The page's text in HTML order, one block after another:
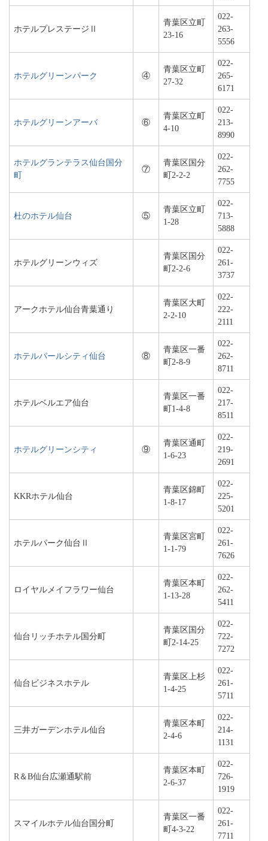
ホテルプレステージⅡ
青葉区立町
23-16
022-
263-
5556
ホテルグリーンパーク ④
青葉区立町
27-32
022-
265-
6171
ホテルグリーンアーバ ⑥
青葉区立町
4-10
022-
213-
8990
ホテルグランテラス仙台国分
町
⑦
青葉区国分
町2-2-2
022-
262-
7755
杜のホテル仙台 ⑤
青葉区立町
1-28
022-
713-
5888
ホテルグリーンウィズ
青葉区国分
町2-2-6
022-
261-
3737
アークホテル仙台青葉通り
青葉区大町
2-2-10
022-
222-
2111
ホテルパールシティ仙台 ⑧
青葉区一番
町2-8-9
022-
262-
8711
ホテルベルエア仙台
青葉区一番
町1-4-8
022-
217-
8511
ホテルグリーンシティ ⑨
青葉区通町
1-6-23
022-
219-
2691
KKRホテル仙台
青葉区錦町
1-8-17
022-
225-
5201
ホテルパーク仙台Ⅱ
青葉区宮町
1-1-79
022-
261-
7626
ロイヤルメイフラワー仙台
青葉区本町
1-13-28
022-
262-
5411
仙台リッチホテル国分町
青葉区国分
町2-14-25
022-
722-
7272
仙台ビジネスホテル
青葉区上杉
1-4-25
022-
261-
5711
三井ガーデンホテル仙台
青葉区本町
2-4-6
022-
214-
1131
R＆B仙台広瀬通駅前
青葉区本町
2-6-37
022-
726-
1919
スマイルホテル仙台国分町
青葉区一番
町4-3-22
022-
261-
7711